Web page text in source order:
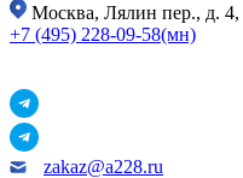
Москва, Лялин пер., д. 4,
+7 (495) 228-09-58(мн)
zakaz@a228.ru